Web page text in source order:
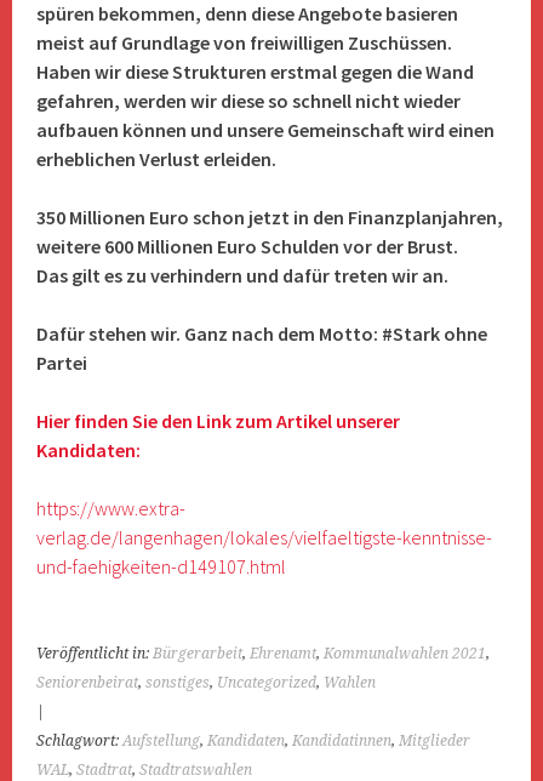
spüren bekommen, denn diese Angebote basieren
meist auf Grundlage von freiwilligen Zuschüssen.
Haben wir diese Strukturen erstmal gegen die Wand
gefahren, werden wir diese so schnell nicht wieder
aufbauen können und unsere Gemeinschaft wird einen
erheblichen Verlust erleiden.
350 Millionen Euro schon jetzt in den Finanzplanjahren,
weitere 600 Millionen Euro Schulden vor der Brust.
Das gilt es zu verhindern und dafür treten wir an.
Dafür stehen wir. Ganz nach dem Motto: #Stark ohne
Partei
Hier finden Sie den Link zum Artikel unserer
Kandidaten:
https://www.extra-
verlag.de/langenhagen/lokales/vielfaeltigste-kenntnisse-
und-faehigkeiten-d149107.html
Veröffentlicht in:Bürgerarbeit,Ehrenamt,Kommunalwahlen 2021,
Seniorenbeirat,sonstiges, Uncategorized, Wahlen
Schlagwort:Aufstellung,Kandidaten,Kandidatinnen,Mitglieder
WAL,Stadtrat,Stadtratswahlen